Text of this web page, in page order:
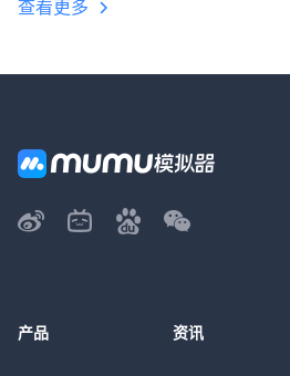
查看更多
产品 资讯